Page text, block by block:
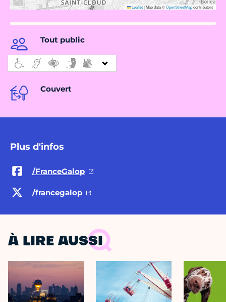
Leaflet|Map data ©OpenStreetMapcontributors
Tout public
Couvert
Plus d'infos
/FranceGalop
/francegalop
À LIRE AUSSI